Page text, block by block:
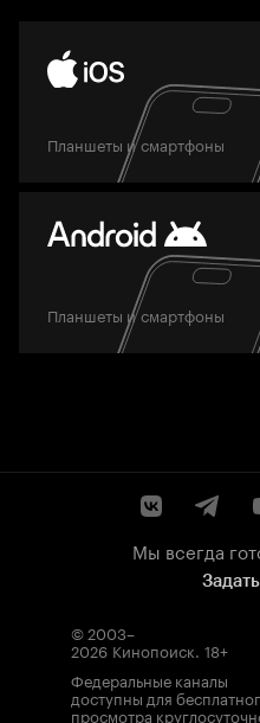
Планшеты и смартфоны
Планшеты и смартфоны
Мы всегда
© 2003–
2026 Кинопоиск. 18+
Федеральные каналы
доступны для
просмотра